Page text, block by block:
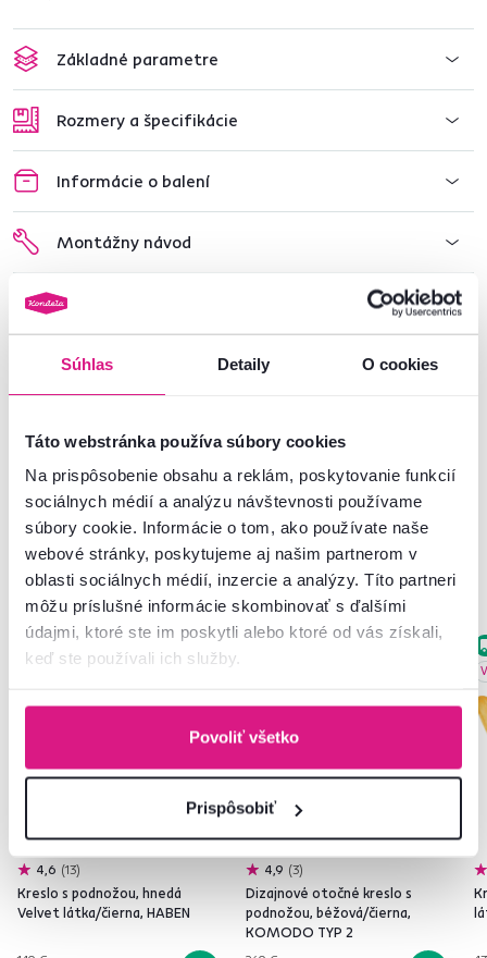
Súhlas Detaily O cookies
Táto webstránka používa súbory cookies
Na prispôsobenie obsahu a reklám, poskytovanie funkcií
sociálnych médií a analýzu návštevnosti používame
súbory cookie. Informácie o tom, ako používate naše
webové stránky, poskytujeme aj našim partnerom v
oblasti sociálnych médií, inzercie a analýzy. Títo partneri
môžu príslušné informácie skombinovať s ďalšími
údajmi, ktoré ste im poskytli alebo ktoré od vás získali,
keď ste používali ich služby.
Povoliť všetko
Prispôsobiť
Základné parametre
Rozmery a špecifikácie
Informácie o balení
Montážny návod
Nenašli ste požadované informácie?
Kontaktujte nás a my vám radi poradíme
Podobné produkty
4,6 13
Kreslo s podnožou, hnedá
Velvet látka/čierna, HABEN
4,9 3
Dizajnové otočné kreslo s
podnožou, béžová/čierna,
KOMODO TYP 2